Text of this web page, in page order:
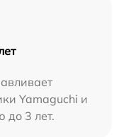
Yamaguchi и
до 3 лет.